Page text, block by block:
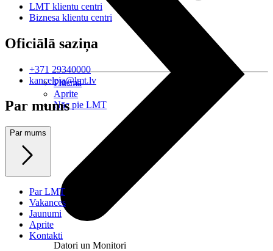
Plūsma
Aprite
Nāc pie LMT
Datori un Monitori
LMT klientu centri
Biznesa klientu centri
Oficiālā saziņa
+371 29340000
kanceleja@lmt.lv
Par mums
Par mums
Par LMT
Vakances
Jaunumi
Aprite
Kontakti